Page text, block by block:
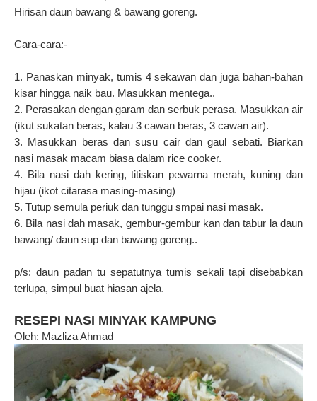
Hirisan daun bawang & bawang goreng.
Cara-cara:-
1. Panaskan minyak, tumis 4 sekawan dan juga bahan-bahan
kisar hingga naik bau. Masukkan mentega..
2. Perasakan dengan garam dan serbuk perasa. Masukkan air
(ikut sukatan beras, kalau 3 cawan beras, 3 cawan air).
3. Masukkan beras dan susu cair dan gaul sebati. Biarkan
nasi masak macam biasa dalam rice cooker.
4. Bila nasi dah kering, titiskan pewarna merah, kuning dan
hijau (ikot citarasa masing-masing)
5. Tutup semula periuk dan tunggu smpai nasi masak.
6. Bila nasi dah masak, gembur-gembur kan dan tabur la daun
bawang/ daun sup dan bawang goreng..
p/s: daun padan tu sepatutnya tumis sekali tapi disebabkan
terlupa, simpul buat hiasan ajela.
RESEPI NASI MINYAK KAMPUNG
Oleh: Mazliza Ahmad